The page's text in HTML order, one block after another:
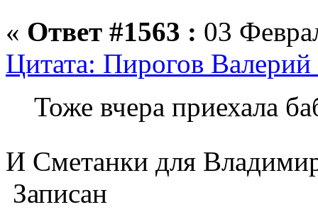
« Ответ #1563 : 03
Цитата: Пирогов
Тоже вчера приехала
И Сметанки для
Записан